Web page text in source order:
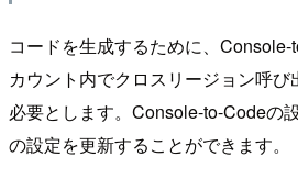
コードを生成するために、
カウント内でクロスリージョン呼
必要とします。Console-to-Codeの
の設定を更新することができます。